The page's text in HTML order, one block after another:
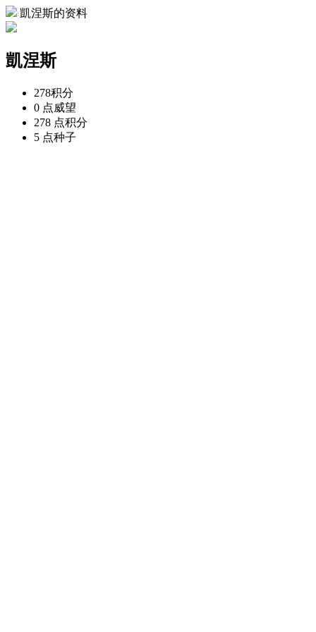
凱涅斯的资料
凱涅斯
278积分
0 点威望
278 点积分
5 点种子